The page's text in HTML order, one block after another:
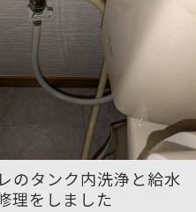
のタンク内洗浄と給水
理をしました